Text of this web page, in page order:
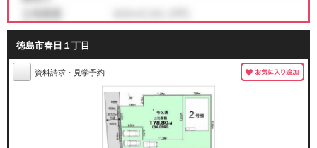
徳島市春日１丁目
資料請求・見学予約